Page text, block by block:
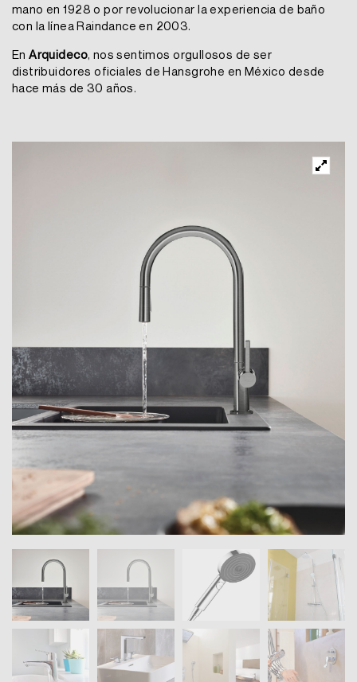
mano en 1928 o por revolucionar la experiencia de baño
con la línea Raindance en 2003.
EnArquideco, nos sentimos orgullosos de ser
distribuidores oficiales de Hansgrohe en México desde
hace más de 30 años.